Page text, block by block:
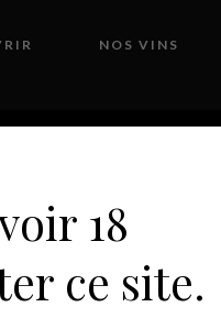
NOS VINS
18
ce site.